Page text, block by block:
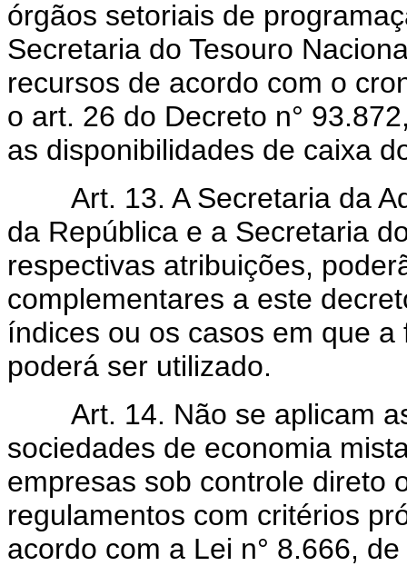
órgãos setoriais de
Secretaria do Tesouro
recursos de acordo com o
o art. 26 do Decreto n°
as disponibilidades de caixa
Art. 13. A Secretaria da
da República e a Secretaria
respectivas atribuições,
complementares a este
índices ou os casos em que
poderá ser utilizado.
Art. 14. Não se aplicam as
sociedades de economia
empresas sob controle direto
regulamentos com critérios
acordo com a Lei n° 8.666,